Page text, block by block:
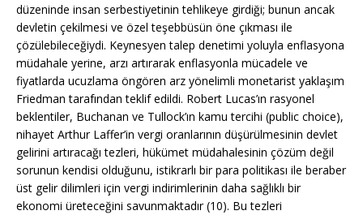
düzeninde insan serbestiyetinin tehlikeye girdiği; bunun ancak
devletin çekilmesi ve özel teşebbüsün öne çıkması ile
çözülebileceğiydi. Keynesyen talep denetimi yoluyla enflasyona
müdahale yerine, arzı artırarak enflasyonla mücadele ve
fiyatlarda ucuzlama öngören arz yönelimli monetarist yaklaşım
Friedman tarafından teklif edildi. Robert Lucas’ın rasyonel
beklentiler, Buchanan ve Tullock’ın kamu tercihi (public choice),
nihayet Arthur Laffer’in vergi oranlarının düşürülmesinin devlet
gelirini artıracağı tezleri, hükümet müdahalesinin çözüm değil
sorunun kendisi olduğunu, istikrarlı bir para politikası ile beraber
üst gelir dilimleri için vergi indirimlerinin daha sağlıklı bir
ekonomi üreteceğini savunmaktadır (10). Bu tezleri